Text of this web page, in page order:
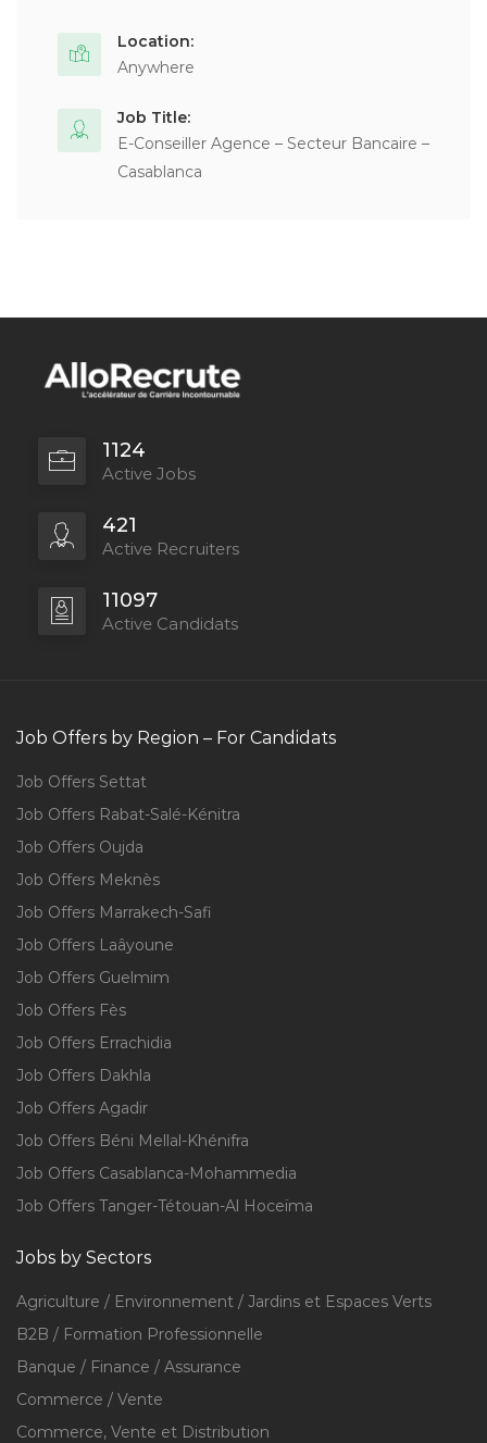
Location:
Anywhere
Job Title:
E-Conseiller Agence – Secteur Bancaire –
Casablanca
1124
Active Jobs
421
Active Recruiters
11097
Active Candidats
Job Offers by Region – For Candidats
Job Offers Settat
Job Offers Rabat-Salé-Kénitra
Job Offers Oujda
Job Offers Meknès
Job Offers Marrakech-Safi
Job Offers Laâyoune
Job Offers Guelmim
Job Offers Fès
Job Offers Errachidia
Job Offers Dakhla
Job Offers Agadir
Job Offers Béni Mellal-Khénifra
Job Offers Casablanca-Mohammedia
Job Offers Tanger-Tétouan-Al Hoceïma
Jobs by Sectors
Agriculture / Environnement / Jardins et Espaces Verts
B2B / Formation Professionnelle
Banque / Finance / Assurance
Commerce / Vente
Commerce, Vente et Distribution